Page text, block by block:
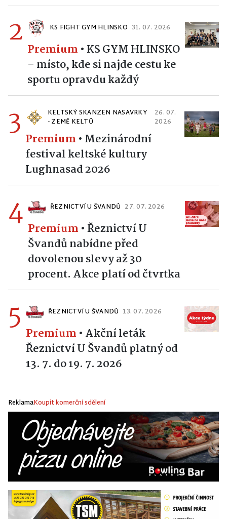
2 KS FIGHT GYM HLINSKO 31. 07. 2026
Premium • KS GYM HLINSKO
– místo, kde si najde cestu ke
sportu opravdu každý
3
KELTSKÝ SKANZEN NASAVRKY
- ZEMĚ KELTŮ
26. 07.
2026
Premium • Mezinárodní
festival keltské kultury
Lughnasad 2026
4 ŘEZNICTVÍ U ŠVANDŮ 27. 07. 2026
Premium •Řeznictví U
Švandů nabídne před
dovolenou slevy až 30
procent. Akce platí od čtvrtka
5 ŘEZNICTVÍ U ŠVANDŮ 13. 07. 2026
Premium • Akční leták
Řeznictví U Švandů platný od
13. 7. do 19. 7. 2026
ReklamaKoupit komerční sdělení